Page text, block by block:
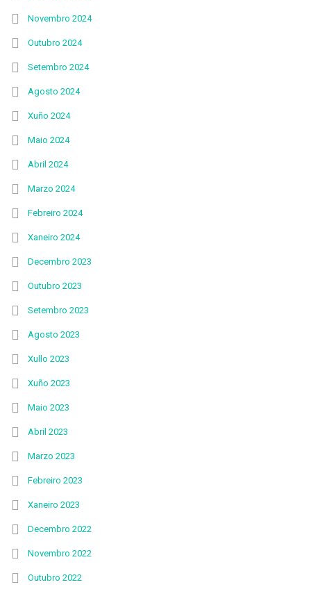
Novembro 2024
Outubro 2024
Setembro 2024
Agosto 2024
Xuño 2024
Maio 2024
Abril 2024
Marzo 2024
Febreiro 2024
Xaneiro 2024
Decembro 2023
Outubro 2023
Setembro 2023
Agosto 2023
Xullo 2023
Xuño 2023
Maio 2023
Abril 2023
Marzo 2023
Febreiro 2023
Xaneiro 2023
Decembro 2022
Novembro 2022
Outubro 2022